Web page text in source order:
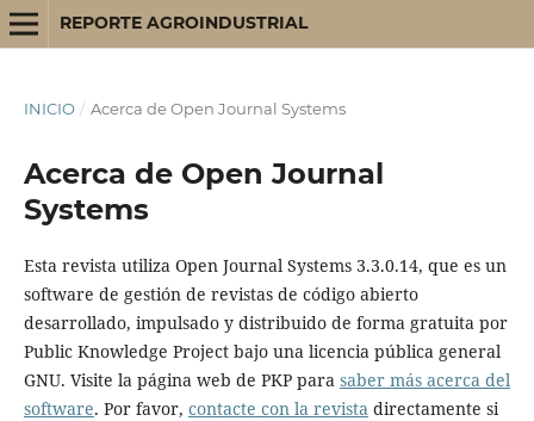
REPORTE AGROINDUSTRIAL
INICIO / Acerca de Open Journal Systems
Acerca de Open Journal
Systems
Esta revista utiliza Open Journal Systems 3.3.0.14, que es un
software de gestión de revistas de código abierto
desarrollado, impulsado y distribuido de forma gratuita por
Public Knowledge Project bajo una licencia pública general
GNU. Visite la página web de PKP para saber más acerca del
software. Por favor, contacte con la revistadirectamente si